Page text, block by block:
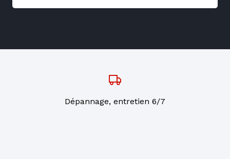
Dépannage, entretien 6/7